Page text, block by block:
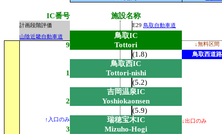
IC番号 施設名称
計画段階評価 E29 鳥取自動車道
山陰近畿自動車道 鳥取IC
9 Tottori ↓無料区間
(1.8) 鳥取西道路
鳥取西IC
1
Tottori-nishi
(5.2)
吉岡温泉IC
2
Yoshiokaonsen
(5.9)
↑入口のみ 瑞穂宝木IC ↓出口のみ
3
Mizuho-Hogi